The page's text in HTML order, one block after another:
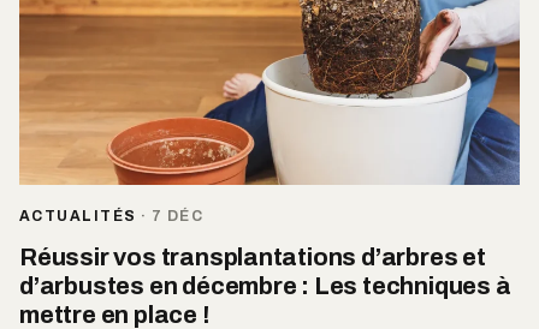
ACTUALITÉS · 7 DÉC
Réussir vos transplantations d’arbres et
d’arbustes en décembre : Les techniques à
mettre en place !